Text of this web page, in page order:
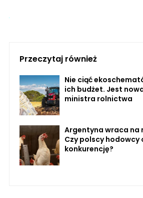
Przeczytaj również
Nie ciąć
ich budżet. Jest
ministra rolnictwa
Argentyna wraca na
Czy polscy hodowcy
konkurencję?